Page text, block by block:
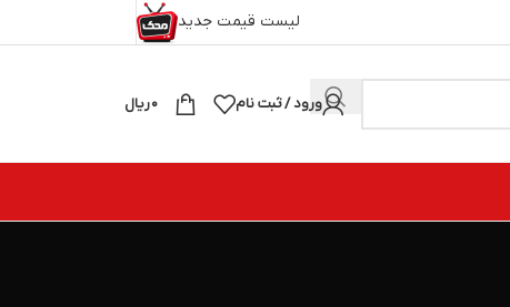
لیست قیمت جدید
ورود / ثبت نام ۰ریال